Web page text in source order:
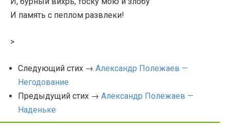
И память с пеплом развлеки!
>
Следующий стих → Александр Полежаев —
Негодование
Предыдущий стих → Александр Полежаев —
Наденьке